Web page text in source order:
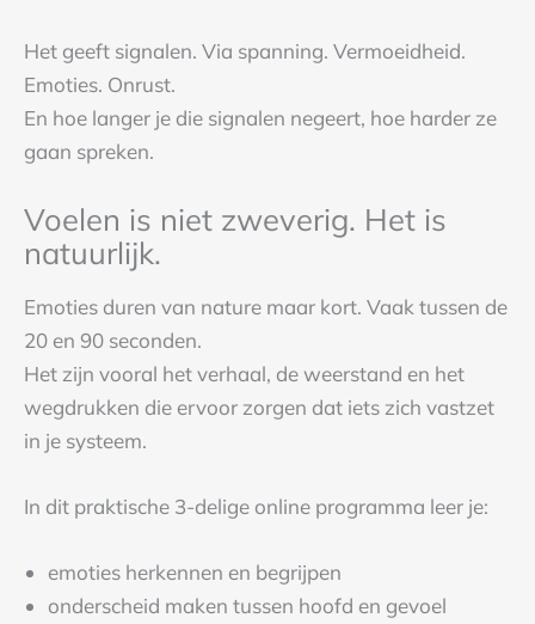
Het geeft signalen. Via spanning. Vermoeidheid.
Emoties. Onrust.
En hoe langer je die signalen negeert, hoe harder ze
gaan spreken.
Voelen is niet zweverig. Het is
natuurlijk.
Emoties duren van nature maar kort. Vaak tussen de
20 en 90 seconden.
Het zijn vooral het verhaal, de weerstand en het
wegdrukken die ervoor zorgen dat iets zich vastzet
in je systeem.
In dit praktische 3-delige online programma leer je:
emoties herkennen en begrijpen
onderscheid maken tussen hoofd en gevoel